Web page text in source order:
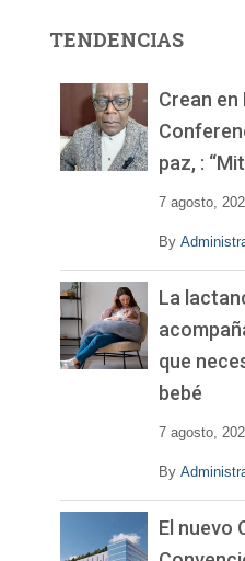
d
TENDENCIAS
Crean en
paz, :
7 agosto,
By
La
que
bebé
7 agosto,
By
El nuevo